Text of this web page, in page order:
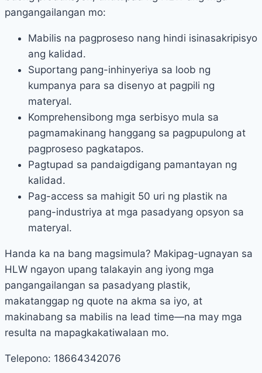
pangangailangan mo:
Mabilis na pagproseso nang hindi isinasakripisyo
ang kalidad.
Suportang pang-inhinyeriya sa loob ng
kumpanya para sa disenyo at pagpili ng
materyal.
Komprehensibong mga serbisyo mula sa
pagmamakinang hanggang sa pagpupulong at
pagproseso pagkatapos.
Pagtupad sa pandaigdigang pamantayan ng
kalidad.
Pag-access sa mahigit 50 uri ng plastik na
pang-industriya at mga pasadyang opsyon sa
materyal.
Handa ka na bang magsimula? Makipag-ugnayan sa
HLW ngayon upang talakayin ang iyong mga
pangangailangan sa pasadyang plastik,
makatanggap ng quote na akma sa iyo, at
makinabang sa mabilis na lead time—na may mga
resulta na mapagkakatiwalaan mo.
Telepono: 18664342076